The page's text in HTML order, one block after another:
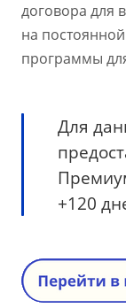
договора для
на
программы
Для
+120